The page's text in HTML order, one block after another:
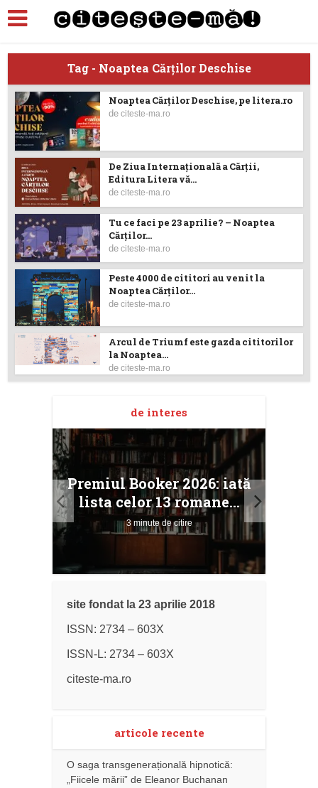
Tag - Noaptea Cărților Deschise
Noaptea Cărților Deschise, pe litera.ro
deciteste-ma.ro
De Ziua Internațională a Cărții,
Editura Litera vă...
deciteste-ma.ro
Tu ce faci pe 23 aprilie? – Noaptea
Cărților...
deciteste-ma.ro
Peste 4000 de cititori au venit la
Noaptea Cărților...
deciteste-ma.ro
Arcul de Triumf este gazda cititorilor
la Noaptea...
deciteste-ma.ro
de interes
Premiul Booker 2026: iată
lista celor 13 romane...
3 minute de citire
site fondat la 23 aprilie 2018
ISSN: 2734 – 603X
ISSN-L: 2734 – 603X
citeste-ma.ro
articole recente
O saga transgenerațională hipnotică:
„Fiicele mării” de Eleanor Buchanan